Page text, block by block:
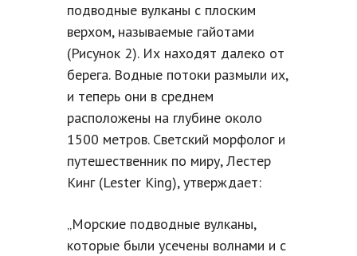
подводные вулканы с плоским
верхом, называемые гайотами
(Рисунок 2). Их находят далеко от
берега. Водные потоки размыли их,
и теперь они в среднем
расположены на глубине около
1500 метров. Светский морфолог и
путешественник по миру, Лестер
Кинг (Lester King), утверждает:
„Морские подводные вулканы,
которые были усечены волнами и с